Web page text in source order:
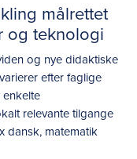
målrettet
og teknologi
og nye didaktiske
efter faglige
relevante tilgange
dansk, matematik